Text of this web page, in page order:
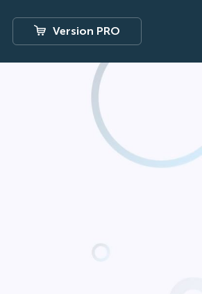
Version PRO